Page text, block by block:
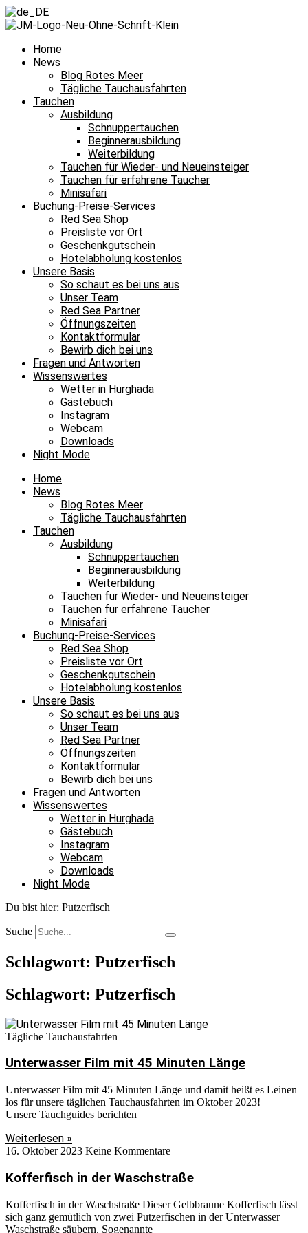
Home
News
Blog Rotes Meer
Tägliche Tauchausfahrten
Tauchen
Ausbildung
Schnuppertauchen
Beginnerausbildung
Weiterbildung
Tauchen für Wieder- und Neueinsteiger
Tauchen für erfahrene Taucher
Minisafari
Buchung-Preise-Services
Red Sea Shop
Preisliste vor Ort
Geschenkgutschein
Hotelabholung kostenlos
Unsere Basis
So schaut es bei uns aus
Unser Team
Red Sea Partner
Öffnungszeiten
Kontaktformular
Bewirb dich bei uns
Fragen und Antworten
Wissenswertes
Wetter in Hurghada
Gästebuch
Instagram
Webcam
Downloads
Night Mode
Home
News
Blog Rotes Meer
Tägliche Tauchausfahrten
Tauchen
Ausbildung
Schnuppertauchen
Beginnerausbildung
Weiterbildung
Tauchen für Wieder- und Neueinsteiger
Tauchen für erfahrene Taucher
Minisafari
Buchung-Preise-Services
Red Sea Shop
Preisliste vor Ort
Geschenkgutschein
Hotelabholung kostenlos
Unsere Basis
So schaut es bei uns aus
Unser Team
Red Sea Partner
Öffnungszeiten
Kontaktformular
Bewirb dich bei uns
Fragen und Antworten
Wissenswertes
Wetter in Hurghada
Gästebuch
Instagram
Webcam
Downloads
Night Mode
Du bist hier: Putzerfisch
Suche
Schlagwort: Putzerfisch
Schlagwort: Putzerfisch
Tägliche Tauchausfahrten
Unterwasser Film mit 45 Minuten Länge
Unterwasser Film mit 45 Minuten Länge und damit heißt es Leinen
los für unsere täglichen Tauchausfahrten im Oktober 2023!
Unsere Tauchguides berichten
Weiterlesen »
16. Oktober 2023 Keine Kommentare
Kofferfisch in der Waschstraße
Kofferfisch in der Waschstraße Dieser Gelbbraune Kofferfisch lässt
sich ganz gemütlich von zwei Putzerfischen in der Unterwasser
Waschstraße säubern. Sogenannte